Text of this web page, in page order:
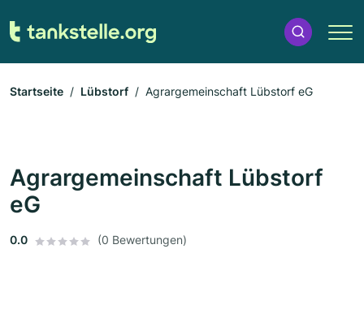
Startseite Lübstorf Agrargemeinschaft Lübstorf eG
Agrargemeinschaft Lübstorf
eG
0.0 (0 Bewertungen)